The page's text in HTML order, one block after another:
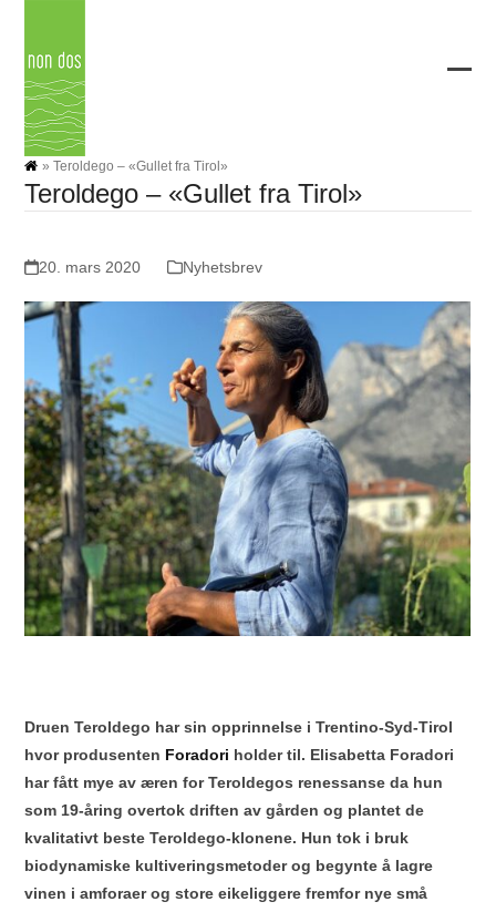
content
»Teroldego – «Gullet fra Tirol»
Teroldego – «Gullet fra Tirol»
20. mars 2020 Nyhetsbrev
Druen Teroldego har sin opprinnelse i Trentino-Syd-Tirol
hvor produsenten Foradori holder til. Elisabetta Foradori
har fått mye av æren for Teroldegos renessanse da hun
som 19-åring overtok driften av gården og plantet de
kvalitativt beste Teroldego-klonene. Hun tok i bruk
biodynamiske kultiveringsmetoder og begynte å lagre
vinen i amforaer og store eikeliggere fremfor nye små